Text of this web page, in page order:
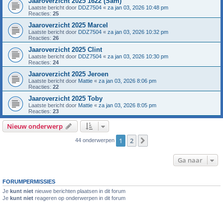
Laatste bericht door DDZ7504 « za jan 03, 2026 10:48 pm
Reacties: 25
Jaaroverzicht 2025 Marcel
Laatste bericht door DDZ7504 « za jan 03, 2026 10:32 pm
Reacties: 26
Jaaroverzicht 2025 Clint
Laatste bericht door DDZ7504 « za jan 03, 2026 10:30 pm
Reacties: 24
Jaaroverzicht 2025 Jeroen
Laatste bericht door Mattie « za jan 03, 2026 8:06 pm
Reacties: 22
Jaaroverzicht 2025 Toby
Laatste bericht door Mattie « za jan 03, 2026 8:05 pm
Reacties: 23
Nieuw onderwerp
44 onderwerpen 1 2
Ga naar
FORUMPERMISSIES
Je kunt niet nieuwe berichten plaatsen in dit forum
Je kunt niet reageren op onderwerpen in dit forum